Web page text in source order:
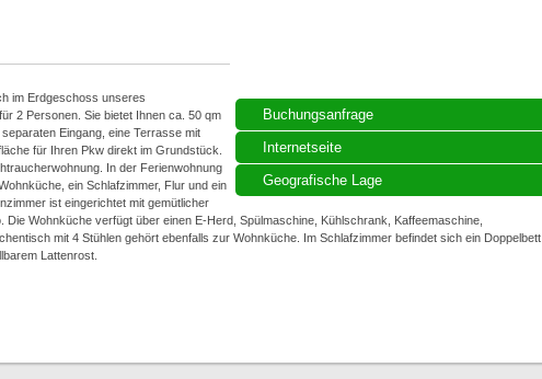
Buchungsanfrage
Internetseite
Geografische Lage
im Erdgeschoss unseres
2 Personen. Sie bietet Ihnen ca. 50 qm
Eingang, eine Terrasse mit
für Ihren Pkw direkt im Grundstück.
In der Ferienwohnung
ein Schlafzimmer, Flur und ein
ist eingerichtet mit gemütlicher
Die Wohnküche verfügt über einen E-Herd, Spülmaschine, Kühlschrank, Kaffeemaschine,
mit 4 Stühlen gehört ebenfalls zur Wohnküche. Im Schlafzimmer befindet sich ein Doppelbett
Lattenrost.